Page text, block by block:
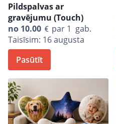
Pildspalvas ar
gravējumu (Touch)
no 10.00
par 1 gab.
Taisīsim: 16 augusta
Pasūtīt